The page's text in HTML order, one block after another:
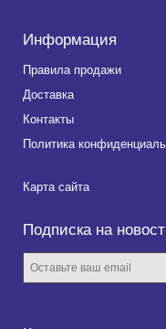
Информация
Правила продажи
Доставка
Контакты
Политика
Карта сайта
Подписка на